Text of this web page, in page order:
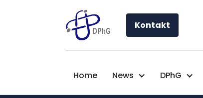
Kontakt
Home News DPhG